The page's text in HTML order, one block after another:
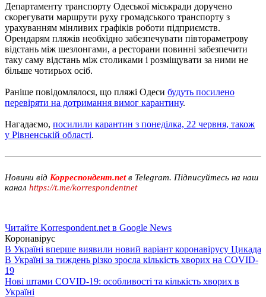
Департаменту транспорту Одеської міськради доручено
скорегувати маршрути руху громадського транспорту з
урахуванням мінливих графіків роботи підприємств.
Орендарям пляжів необхідно забезпечувати півтораметрову
відстань між шезлонгами, а ресторани повинні забезпечити
таку саму відстань між столиками і розміщувати за ними не
більше чотирьох осіб.
Раніше повідомлялося, що пляжі Одеси будуть посилено
перевіряти на дотримання вимог карантину.
Нагадаємо, посилили карантин з понеділка, 22 червня, також
у Рівненській області.
Новини від Корреспондент.netв Telegram. Підписуйтесь на наш
канал https://t.me/korrespondentnet
Читайте Korrespondent.net в Google News
Коронавірус
В Україні вперше виявили новий варіант коронавірусу Цикада
В Україні за тиждень різко зросла кількість хворих на COVID-
19
Нові штами COVID-19: особливості та кількість хворих в
Україні